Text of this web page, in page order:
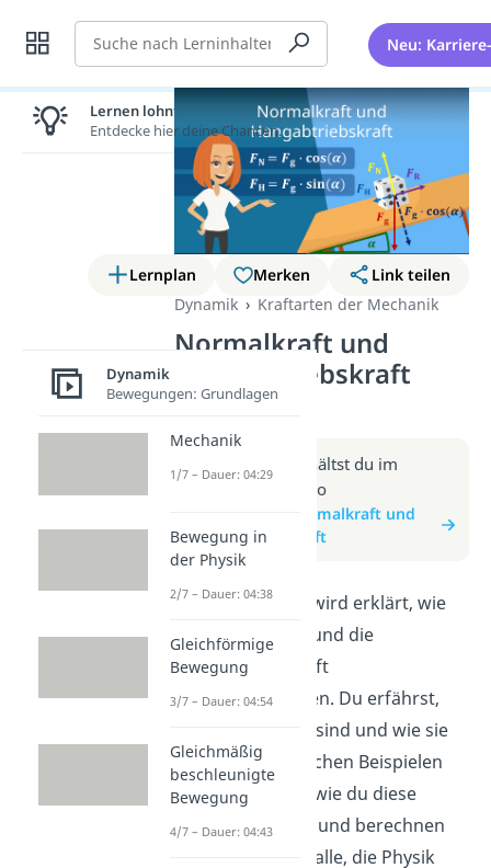
Suche Neu:
Lernplan Merken
Link teilen
Dynamik
Kraftarten der Mechanik
Normalkraft und
Hangabtriebskraft
(Video)
Weitere Infos erhältst du im
Beitrag zum Video
zum Beitrag: Normalkraft und
Hangabtriebskraft
In diesem Video wird erklärt, wie
die Normalkraft und die
Hangabtriebskraft
zusammenhängen. Du erfährst,
was diese Kräfte sind und wie sie
wirken. Mit einfachen Beispielen
wird dir gezeigt, wie du diese
Kräfte verstehen und berechnen
kannst. Ideal für alle, die Physik
Lernen lohnt sich!
Entdecke hier deine Chancen.
Dynamik
Bewegungen: Grundlagen
Mechanik
1/7 – Dauer: 04:29
Bewegung in
der Physik
2/7 – Dauer: 04:38
Gleichförmige
Bewegung
3/7 – Dauer: 04:54
Gleichmäßig
beschleunigte
Bewegung
4/7 – Dauer: 04:43